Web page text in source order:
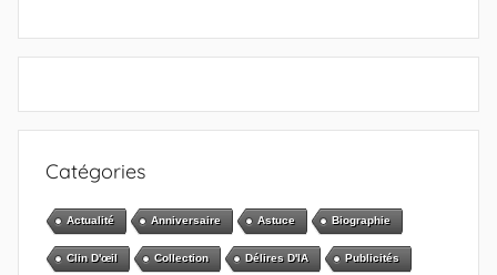
Catégories
Actualité Anniversaire Astuce Biographie
Clin D'œil Collection Délires D'IA Publicités